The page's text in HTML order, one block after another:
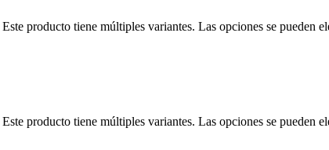
Este producto tiene múltiples variantes. Las opciones se pueden
Este producto tiene múltiples variantes. Las opciones se pueden